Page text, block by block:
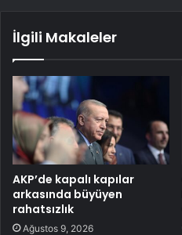
İlgili Makaleler
AKP’de kapalı kapılar
arkasında büyüyen
rahatsızlık
Ağustos 9, 2026